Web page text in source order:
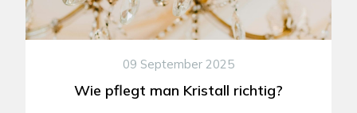
09 September 2025
Wie pflegt man Kristall richtig?